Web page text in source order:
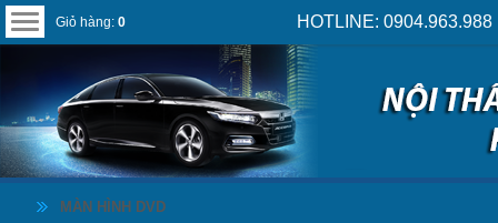
Giỏ hàng: 0 HOTLINE: 0904.963.988
MÀN HÌNH DVD